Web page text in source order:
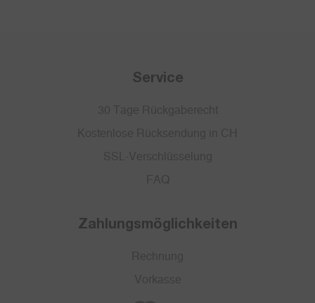
Service
Zahlungsmöglichkeiten